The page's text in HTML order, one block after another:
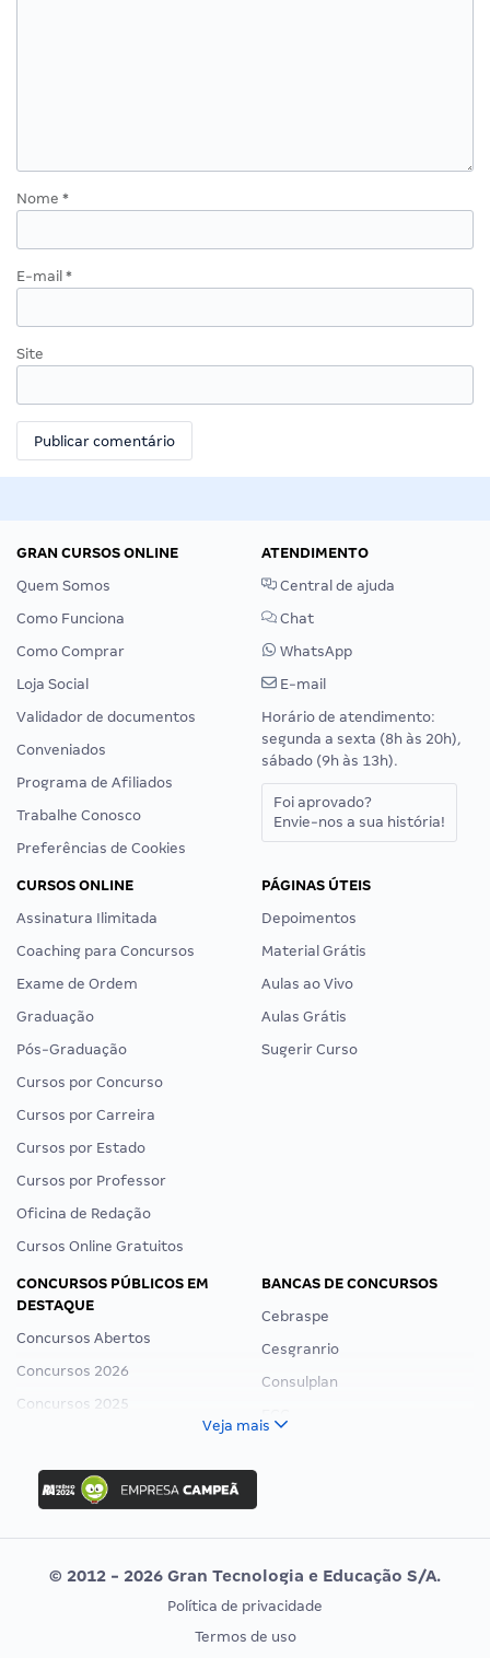
Nome *
E-mail *
Site
GRAN CURSOS ONLINE
Quem Somos
Como Funciona
Como Comprar
Loja Social
Validador de documentos
Conveniados
Programa de Afiliados
Trabalhe Conosco
Preferências de Cookies
ATENDIMENTO
Central de ajuda
Chat
WhatsApp
E-mail
Horário de atendimento:
segunda a sexta (8h às 20h),
sábado (9h às 13h).
Foi aprovado?
Envie-nos a sua história!
CURSOS ONLINE
Assinatura Ilimitada
Coaching para Concursos
Exame de Ordem
Graduação
Pós-Graduação
Cursos por Concurso
Cursos por Carreira
Cursos por Estado
Cursos por Professor
Oficina de Redação
Cursos Online Gratuitos
PÁGINAS ÚTEIS
Depoimentos
Material Grátis
Aulas ao Vivo
Aulas Grátis
Sugerir Curso
CONCURSOS PÚBLICOS EM
DESTAQUE
Concursos Abertos
Concursos 2026
Concursos 2025
Concurso Nacional Unificado
Concurso Ibama
Concurso MPU
Editais publicados
BANCAS DE CONCURSOS
Cebraspe
Cesgranrio
Consulplan
Vunesp
CONCURSOS POR PROFISSÃO
EXAME DE ORDEM
Veja mais
© 2012 - 2026 Gran Tecnologia e Educação S/A.
Política de privacidade
Termos de uso